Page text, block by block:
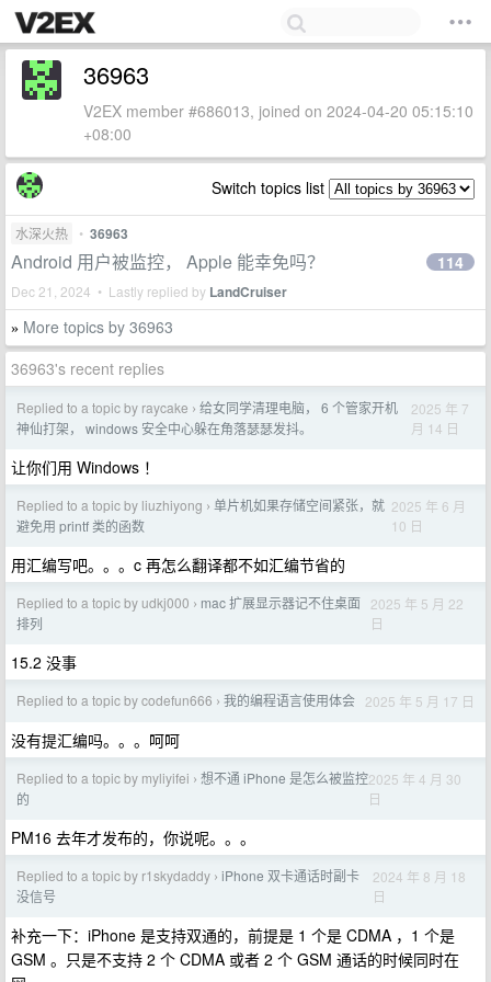
36963
V2EX member #686013, joined on 2024-04-20 05:15:10
+08:00
Switch topics list
水深火热 • 36963
Android 用户被监控， Apple 能幸免吗？
Dec 21, 2024 • Lastly replied by LandCruiser
114
» More topics by 36963
36963's recent replies
Replied to a topic by raycake › 给女同学清理电脑， 6 个管家开机
神仙打架， windows 安全中心躲在角落瑟瑟发抖。
2025 年 7
月 14 日
让你们用 Windows ！
Replied to a topic by liuzhiyong › 单片机如果存储空间紧张，就
避免用 printf 类的函数
2025 年 6 月
10 日
用汇编写吧。。。c 再怎么翻译都不如汇编节省的
Replied to a topic by udkj000 › mac 扩展显示器记不住桌面
排列
2025 年 5 月 22
日
15.2 没事
Replied to a topic by codefun666 › 我的编程语言使用体会 2025 年 5 月 17 日
没有提汇编吗。。。呵呵
Replied to a topic by myliyifei › 想不通 iPhone 是怎么被监控
的
2025 年 4 月 30
日
PM16 去年才发布的，你说呢。。。
Replied to a topic by r1skydaddy › iPhone 双卡通话时副卡
没信号
2024 年 8 月 18
日
补充一下：iPhone 是支持双通的，前提是 1 个是 CDMA ，1 个是
GSM 。只是不支持 2 个 CDMA 或者 2 个 GSM 通话的时候同时在